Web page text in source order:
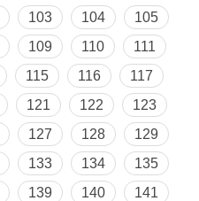
103 104
105
109 110
111
115 116
117
121 122
123
127 128
129
133 134
135
139 140
141